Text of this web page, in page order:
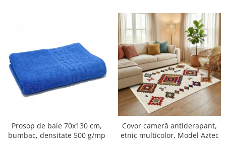
Prosop de baie 70x130 cm,
bumbac, densitate 500 g/mp
Covor cameră antiderapant,
etnic multicolor, Model Aztec